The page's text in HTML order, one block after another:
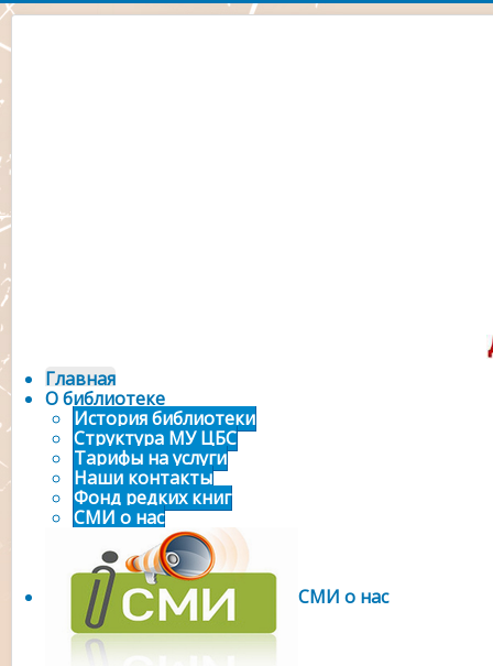
Главная
О библиотеке
История библиотеки
Структура МУ ЦБС
Тарифы на услуги
Наши контакты
Фонд редких книг
СМИ о нас
СМИ о нас